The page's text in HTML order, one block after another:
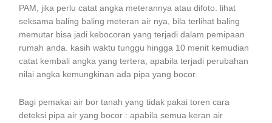
PAM, jika perlu catat angka meterannya atau difoto. lihat
seksama baling baling meteran air nya, bila terlihat baling
memutar bisa jadi kebocoran yang terjadi dalam pemipaan
rumah anda. kasih waktu tunggu hingga 10 menit kemudian
catat kembali angka yang tertera, apabila terjadi perubahan
nilai angka kemungkinan ada pipa yang bocor.
Bagi pemakai air bor tanah yang tidak pakai toren cara
deteksi pipa air yang bocor : apabila semua keran air